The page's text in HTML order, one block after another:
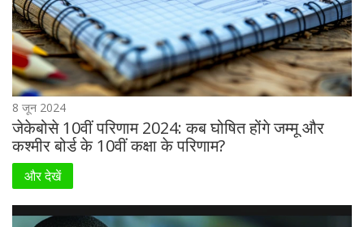
8 जून 2024
जेकेबोसे 10वीं परिणाम 2024: कब घोषित होंगे जम्मू और
कश्मीर बोर्ड के 10वीं कक्षा के परिणाम?
और देखें